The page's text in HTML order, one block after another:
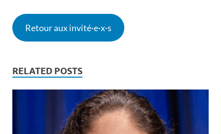
Retour aux invité·e·x·s
RELATED POSTS